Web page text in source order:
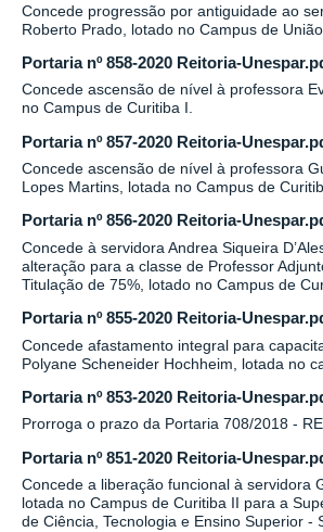
Concede progressão por antiguidade ao
Roberto Prado, lotado no Campus de União
Portaria nº 858-2020 Reitoria-
Concede ascensão de nível à professora
no Campus de Curitiba I.
Portaria nº 857-2020 Reitoria-
Concede ascensão de nível à professora
Lopes Martins, lotada no Campus de
Portaria nº 856-2020 Reitoria-
Concede à servidora Andrea Siqueira
alteração para a classe de Professor
Titulação de 75%, lotado no Campus de
Portaria nº 855-2020 Reitoria-
Concede afastamento integral para
Polyane Scheneider Hochheim, lotada no
Portaria nº 853-2020 Reitoria-
Prorroga o prazo da Portaria 708/2018 -
Portaria nº 851-2020 Reitoria-
Concede a liberação funcional à servidora
lotada no Campus de Curitiba II para a
de Ciência, Tecnologia e Ensino Superior -